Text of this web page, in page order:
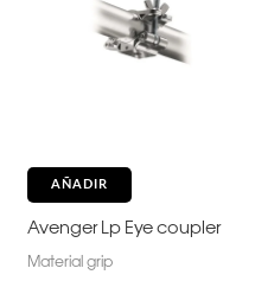
AÑADIR
Avenger Lp Eye coupler
Material grip